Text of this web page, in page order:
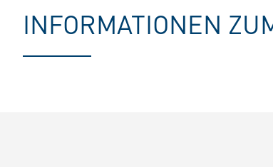
INFORMATIONEN